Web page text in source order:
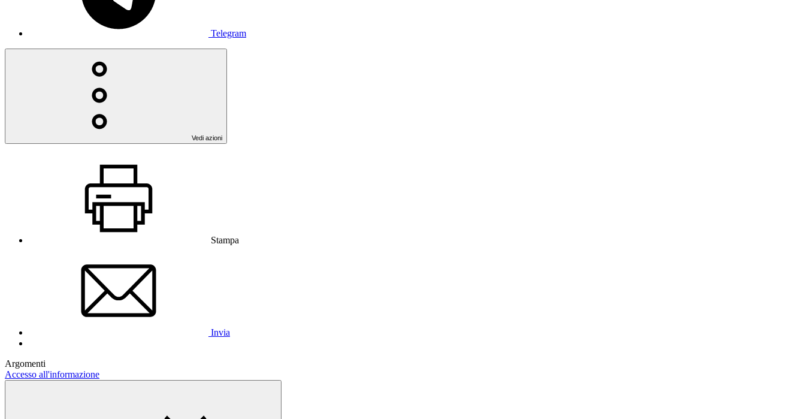
Telegram
Vedi azioni
Stampa
Invia
Argomenti
Accesso all'informazione